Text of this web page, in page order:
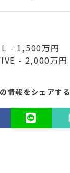
- 1,500万円
- 2,000万円
情報をシェアする